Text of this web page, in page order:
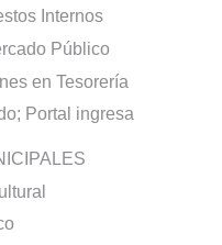
Internos
Público
en Tesorería
Portal ingresa